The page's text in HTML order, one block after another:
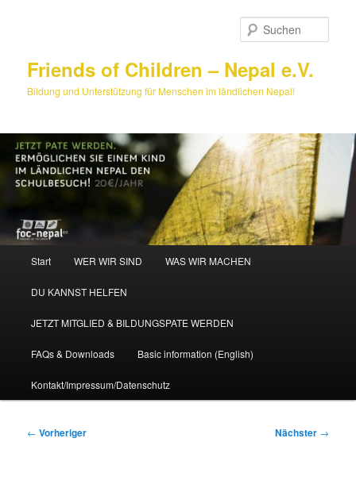
Friends of Children – Nepal e.V.
Bildung und Unterstützung für Menschen im ländlichen Nepal!
Start WER WIR SIND WAS WIR MACHEN
DU KANNST HELFEN
JETZT MITGLIED & BILDUNGSPATE WERDEN
FAQs & Downloads Basic information (English)
Kontakt/Impressum/Datenschutz
Beitragsnavigation
← Vorheriger Nächster →